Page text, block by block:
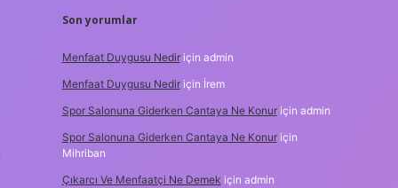
Son yorumlar
Menfaat Duygusu Nediriçin admin
Menfaat Duygusu Nediriçin İrem
Spor Salonuna Giderken Cantaya Ne Konuriçin admin
Spor Salonuna Giderken Cantaya Ne Konuriçin
Mihriban
Çıkarcı Ve Menfaatçi Ne Demek için admin